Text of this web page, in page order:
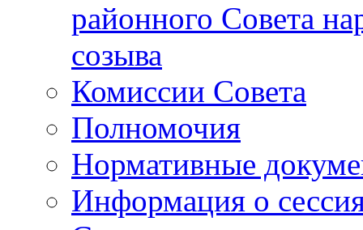
районного Совета
созыва
Комиссии Совета
Полномочия
Нормативные
Информация о